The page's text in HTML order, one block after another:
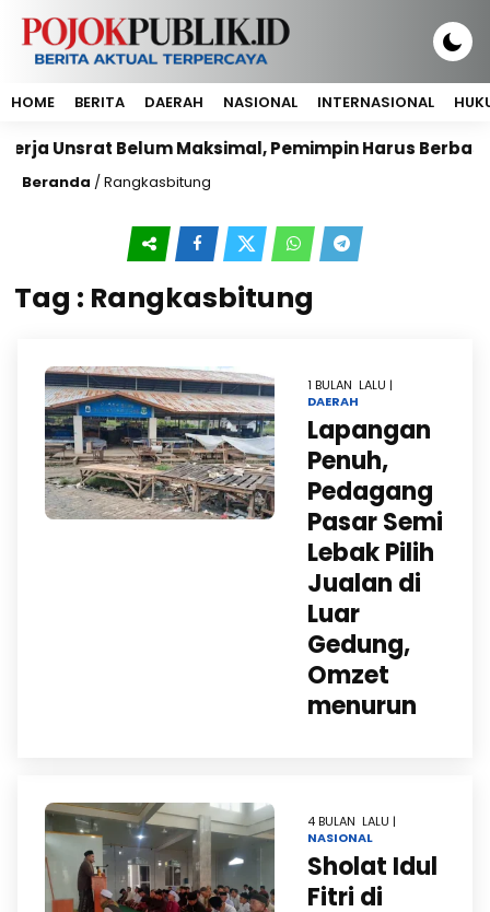
HOME BERITA DAERAH NASIONAL INTERNASIONAL
Belum Maksimal, Pemimpin Harus Berbasis
Beranda /Rangkasbitung
Tag : Rangkasbitung
1 BULAN LALU |
DAERAH
Lapangan
Penuh,
Pedagang
Pasar Semi
Lebak Pilih
Jualan di
Luar
Gedung,
Omzet
menurun
4 BULAN LALU |
NASIONAL
Sholat Idul
Fitri di